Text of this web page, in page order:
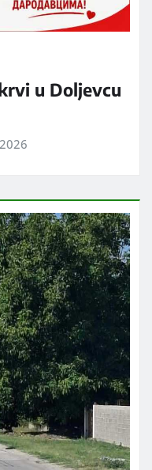
u Doljevcu